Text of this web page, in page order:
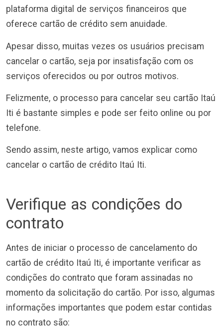
plataforma digital de serviços financeiros que
oferece cartão de crédito sem anuidade.
Apesar disso, muitas vezes os usuários precisam
cancelar o cartão, seja por insatisfação com os
serviços oferecidos ou por outros motivos.
Felizmente, o processo para cancelar seu cartão Itaú
Iti é bastante simples e pode ser feito online ou por
telefone.
Sendo assim, neste artigo, vamos explicar como
cancelar o cartão de crédito Itaú Iti.
Verifique as condições do
contrato
Antes de iniciar o processo de cancelamento do
cartão de crédito Itaú Iti, é importante verificar as
condições do contrato que foram assinadas no
momento da solicitação do cartão. Por isso, algumas
informações importantes que podem estar contidas
no contrato são: